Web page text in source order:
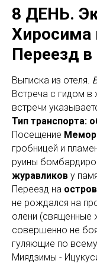
8 ДЕНЬ.
Хиросима
Переезд в
Выписка из отеля.
Встреча с гидом в
встречи
Тип транспорта:
Посещение
гробницей и
руины
журавликов у
Переезд на
не рождался на
олени (священные
совершенно не
гуляющие по
Миядзимы -